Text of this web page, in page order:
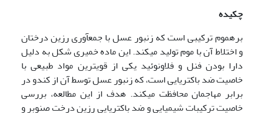
چکیده
بره­موم ترکیبی است که زنبور عسل با جمع­آوری رزین درختان
و اختلاط آن با موم تولید می­کند. این ماده خمیری شکل به دلیل
دارا بودن فنل و فلاونوئید یکی از قوی­ترین مواد طبیعی با
خاصیت ضد باکتریایی است، که زنبور عسل توسط آن از کندو در
برابر مهاجمان محافظت می­کند. هدف از این مطالعه، بررسی
خاصیت ترکیبات شیمیایی و ضد باکتریایی رزین درخت صنوبر و